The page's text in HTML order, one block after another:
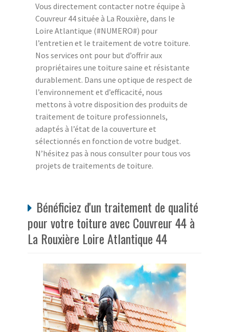
Vous directement contacter notre équipe à
Couvreur 44 située à La Rouxière, dans le
Loire Atlantique (#NUMERO#) pour
l’entretien et le traitement de votre toiture.
Nos services ont pour but d’offrir aux
propriétaires une toiture saine et résistante
durablement. Dans une optique de respect de
l’environnement et d’efficacité, nous
mettons à votre disposition des produits de
traitement de toiture professionnels,
adaptés à l’état de la couverture et
sélectionnés en fonction de votre budget.
N’hésitez pas à nous consulter pour tous vos
projets de traitements de toiture.
Bénéficiez d'un traitement de qualité
pour votre toiture avec Couvreur 44 à
La Rouxière Loire Atlantique 44